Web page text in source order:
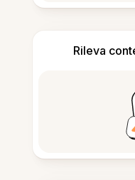
Rileva